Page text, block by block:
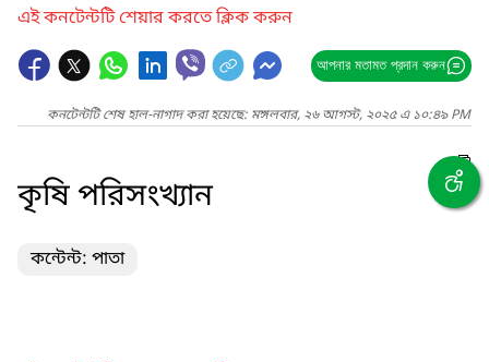
এই কনটেন্টটি শেয়ার করতে ক্লিক করুন
আপনার মতামত প্রদান করুন
কনটেন্টটি শেষ হাল-নাগাদ করা হয়েছে: মঙ্গলবার, ২৬ আগস্ট, ২০২৫ এ ১০:৪৯ PM
কৃষি পরিসংখ্যান
কন্টেন্ট: পাতা